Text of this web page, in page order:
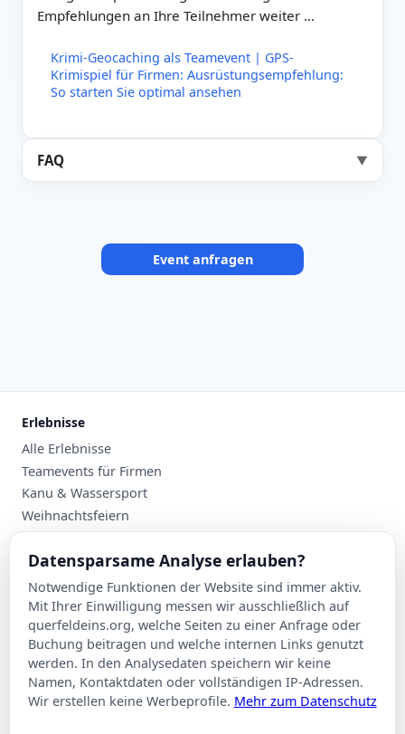
Empfehlungen an Ihre Teilnehmer weiter …
Krimi-Geocaching als Teamevent | GPS-
Krimispiel für Firmen: Ausrüstungsempfehlung:
So starten Sie optimal ansehen
FAQ ▼
Event anfragen
Erlebnisse
Alle Erlebnisse
Teamevents für Firmen
Kanu & Wassersport
Weihnachtsfeiern
Planung
Events nach Stadt
Suche
Kontakt
Über Querfeldeins
Rechtliches
Impressum
Datensparsame Analyse erlauben?
Notwendige Funktionen der Website sind immer aktiv.
Mit Ihrer Einwilligung messen wir ausschließlich auf
querfeldeins.org, welche Seiten zu einer Anfrage oder
Buchung beitragen und welche internen Links genutzt
werden. In den Analysedaten speichern wir keine
Namen, Kontaktdaten oder vollständigen IP-Adressen.
Wir erstellen keine Werbeprofile. Mehr zum Datenschutz